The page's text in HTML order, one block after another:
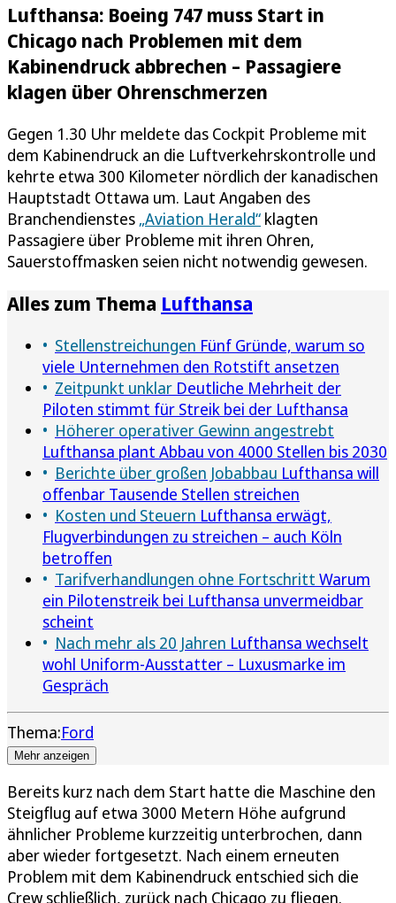
Lufthansa: Boeing 747 muss Start in
Chicago nach Problemen mit dem
Kabinendruck abbrechen – Passagiere
klagen über Ohrenschmerzen
Gegen 1.30 Uhr meldete das Cockpit Probleme mit
dem Kabinendruck an die Luftverkehrskontrolle und
kehrte etwa 300 Kilometer nördlich der kanadischen
Hauptstadt Ottawa um. Laut Angaben des
Branchendienstes „Aviation Herald“ klagten
Passagiere über Probleme mit ihren Ohren,
Sauerstoffmasken seien nicht notwendig gewesen.
Alles zum Thema Lufthansa
Stellenstreichungen Fünf Gründe, warum so
viele Unternehmen den Rotstift ansetzen
Zeitpunkt unklar Deutliche Mehrheit der
Piloten stimmt für Streik bei der Lufthansa
Höherer operativer Gewinn angestrebt
Lufthansa plant Abbau von 4000 Stellen bis 2030
Berichte über großen Jobabbau Lufthansa will
offenbar Tausende Stellen streichen
Kosten und Steuern Lufthansa erwägt,
Flugverbindungen zu streichen – auch Köln
betroffen
Tarifverhandlungen ohne Fortschritt Warum
ein Pilotenstreik bei Lufthansa unvermeidbar
scheint
Nach mehr als 20 Jahren Lufthansa wechselt
wohl Uniform-Ausstatter – Luxusmarke im
Gespräch
Thema:Ford
Mehr anzeigen
Bereits kurz nach dem Start hatte die Maschine den
Steigflug auf etwa 3000 Metern Höhe aufgrund
ähnlicher Probleme kurzzeitig unterbrochen, dann
aber wieder fortgesetzt. Nach einem erneuten
Problem mit dem Kabinendruck entschied sich die
Crew schließlich, zurück nach Chicago zu fliegen.